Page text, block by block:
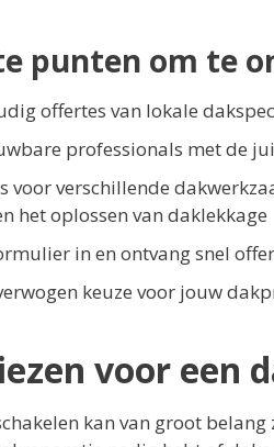
punten om te
offertes van lokale
professionals met de
voor verschillende
het oplossen van daklekkage
in en ontvang snel
keuze voor jouw
voor een
kan van groot